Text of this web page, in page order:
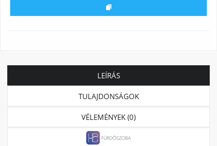
LEÍRÁS
TULAJDONSÁGOK
VÉLEMÉNYEK (0)